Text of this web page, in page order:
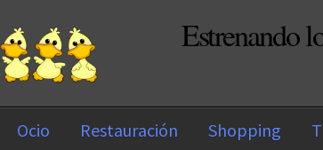
Estrenando
Ocio Restauración Shopping